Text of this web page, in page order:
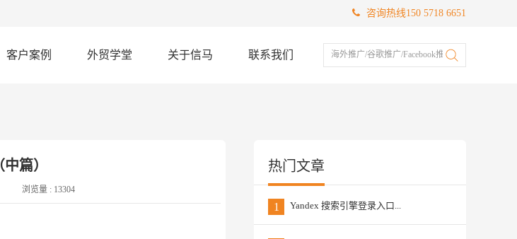
咨询热线150 5718 6651
客户案例 外贸学堂 关于信马 联系我们 海外推广/谷歌推广/Facebook推广
篇）
浏览量 : 13304
热门文章
1 Yandex 搜索引擎登录入口...